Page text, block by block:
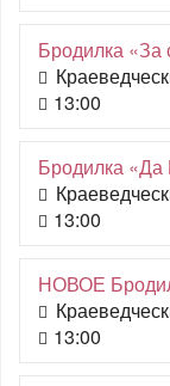
Бродилка «За
13:00
Бродилка «Да
13:00
НОВОЕ
13:00